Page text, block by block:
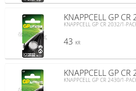
KNAPPCELL GP CR
KNAPPCELL GP CR 2032/1-
43 KR
KNAPPCELL GP CR
KNAPPCELL GP CR 2430/1-